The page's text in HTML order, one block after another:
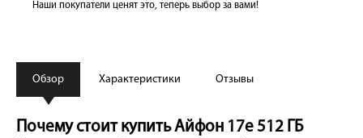
Наши покупатели ценят это, теперь выбор за вами!
Обзор Характеристики Отзывы
Почему стоит купить Айфон 17е 512 ГБ